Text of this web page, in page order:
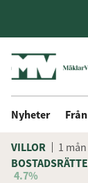
Nyheter
VILLOR 1 mån
4.7%